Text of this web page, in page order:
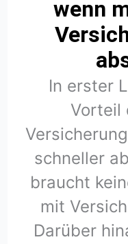
wenn
In erster
Vorteil
schneller
braucht
mit
Darüber